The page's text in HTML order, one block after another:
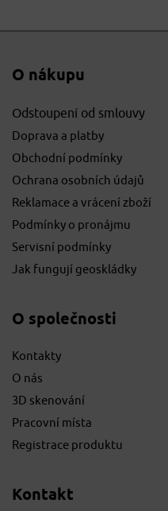
O nákupu
Odstoupení od smlouvy
Doprava a platby
Obchodní podmínky
Ochrana osobních údajů
Reklamace a vrácení zboží
Podmínky o pronájmu
Servisní podmínky
Jak fungují geoskládky
O společnosti
Kontakty
O nás
3D skenování
Pracovní místa
Registrace produktu
Kontakt